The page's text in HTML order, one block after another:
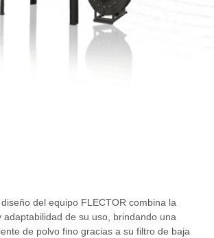
del equipo FLECTOR combina la
adaptabilidad de su uso, brindando una
de polvo fino gracias a su filtro de baja